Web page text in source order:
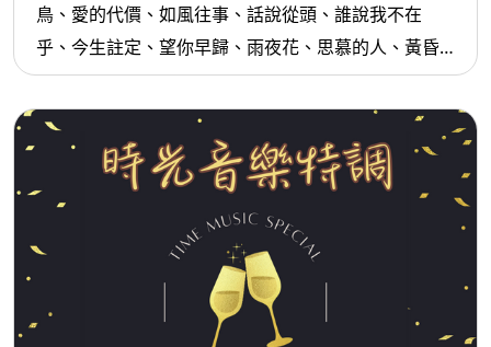
鳥、愛的代價、如風往事、話說從頭、誰說我不在
乎、今生註定、望你早歸、雨夜花、思慕的人、黃昏
的故鄉...等。